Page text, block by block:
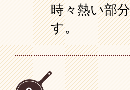
時々熱い部
す。